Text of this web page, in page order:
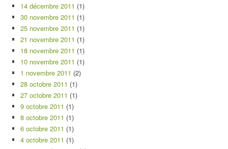
14 décembre 2011 (1)
30 novembre 2011 (1)
25 novembre 2011 (1)
21 novembre 2011 (1)
18 novembre 2011 (1)
10 novembre 2011 (1)
1 novembre 2011 (2)
28 octobre 2011 (1)
27 octobre 2011 (1)
9 octobre 2011 (1)
8 octobre 2011 (1)
6 octobre 2011 (1)
4 octobre 2011 (1)